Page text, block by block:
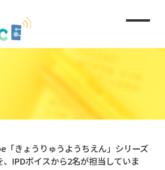
「きょうりゅうようちえん」シリーズ
IPDボイスから2名が担当していま